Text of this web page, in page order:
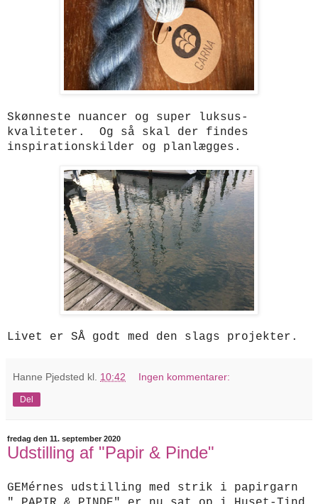
Skønneste nuancer og super luksus-
kvaliteter. Og så skal der findes
inspirationskilder og planlægges.
Livet er SÅ godt med den slags projekter.
Hanne Pjedsted kl. 10:42 Ingen kommentarer:
Del
fredag den 11. september 2020
Udstilling af "Papir & Pinde"
GEMérnes udstilling med strik i papirgarn